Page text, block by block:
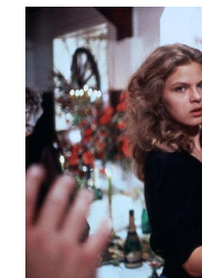
Αμβούργου
(Β)